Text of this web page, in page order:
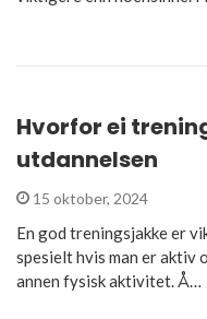
Hvorfor ei
utdannelsen
15 oktober, 2024
En god treningsjakke er
spesielt hvis man er
annen fysisk aktivitet. Å…